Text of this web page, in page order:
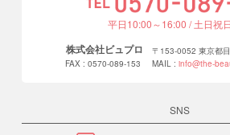
平日10:00～16:00 / 土日祝
株式会社ビュプロ
〒153-0052 東京都
FAX : 0570-089-153
MAIL : info@the-
SNS